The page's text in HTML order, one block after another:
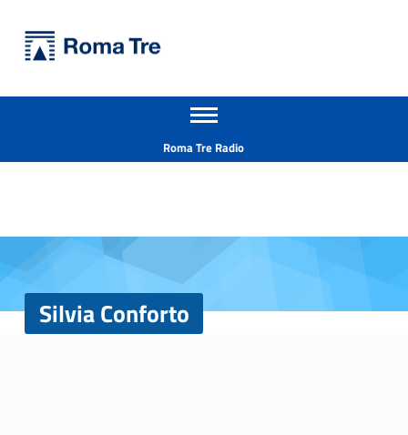
Silvia Conforto - Università Roma Tre
Apri il menu secondario
Roma Tre Radio
Silvia Conforto